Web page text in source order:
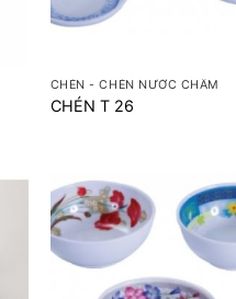
CHÉN - CHÉN NƯỚC CHẤM
CHÉN T 26